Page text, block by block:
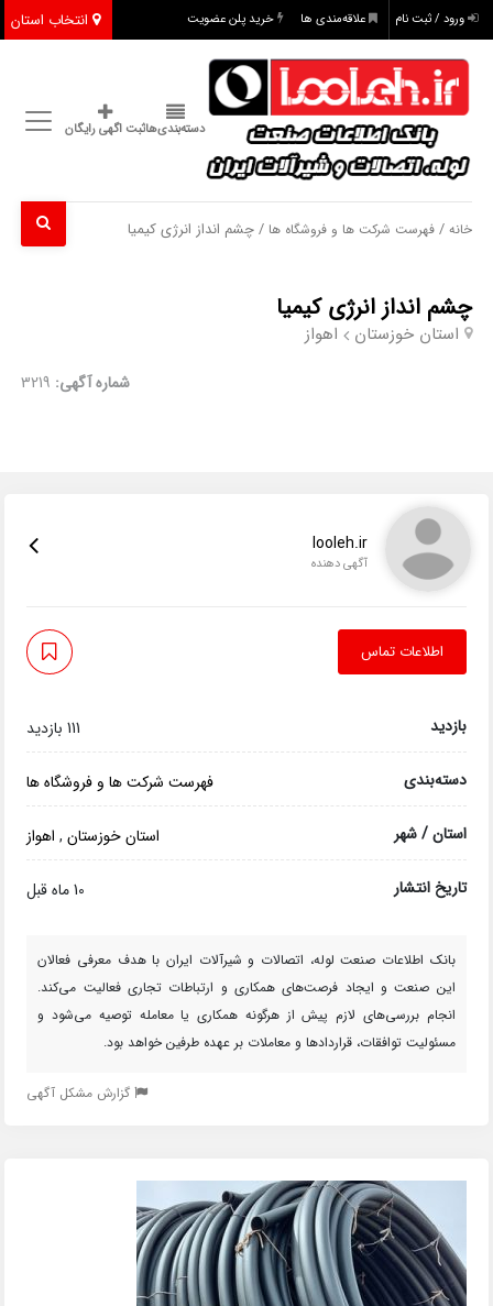
انتخاب استان ورود / ثبت نام علاقه‌مندی ها خرید پلن عضویت
دسته‌بندی‌هاثبت اگهی رایگان
خانه /فهرست شرکت ها و فروشگاه ها / چشم انداز انرژی کیمیا
چشم انداز انرژی کیمیا
استان خوزستان اهواز
شماره آگهی: 3219
looleh.ir
آگهی دهنده
اطلاعات تماس
بازدید 111 بازدید
دسته‌بندی فهرست شرکت ها و فروشگاه ها
استان / شهر استان خوزستان, اهواز
تاریخ انتشار 10 ماه قبل
بانک اطلاعات صنعت لوله، اتصالات و شیرآلات ایران با هدف معرفی فعالان
این صنعت و ایجاد فرصت‌های همکاری و ارتباطات تجاری فعالیت می‌کند.
انجام بررسی‌های لازم پیش از هرگونه همکاری یا معامله توصیه می‌شود و
مسئولیت توافقات، قراردادها و معاملات بر عهده طرفین خواهد بود.
گزارش مشکل آگهی